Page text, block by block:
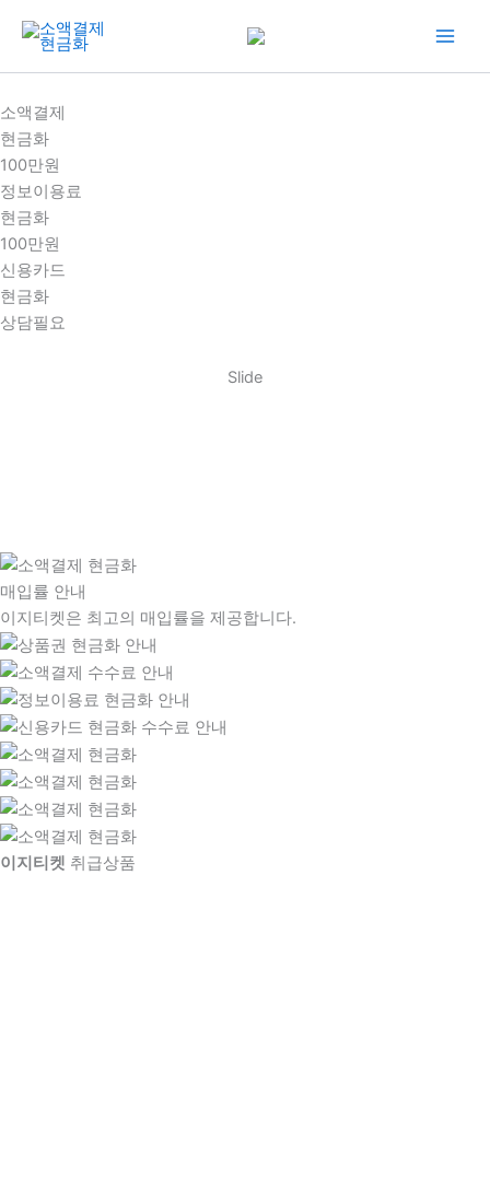
건
너
뛰
기
소액결제
현금화
100만원
정보이용료
현금화
100만원
신용카드
현금화
상담필요
Slide
매입률 안내
이지티켓은 최고의 매입률을 제공합니다.
이지티켓 취급상품